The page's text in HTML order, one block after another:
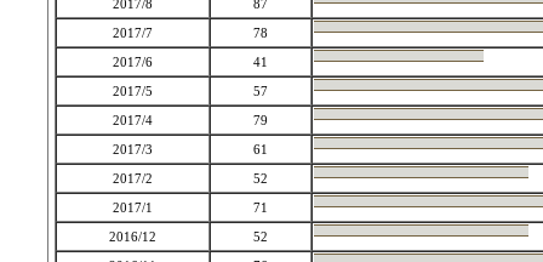
2017/8
87
2017/7
78
2017/6
41
2017/5
57
2017/4
79
2017/3
61
2017/2
52
2017/1
71
2016/12
52